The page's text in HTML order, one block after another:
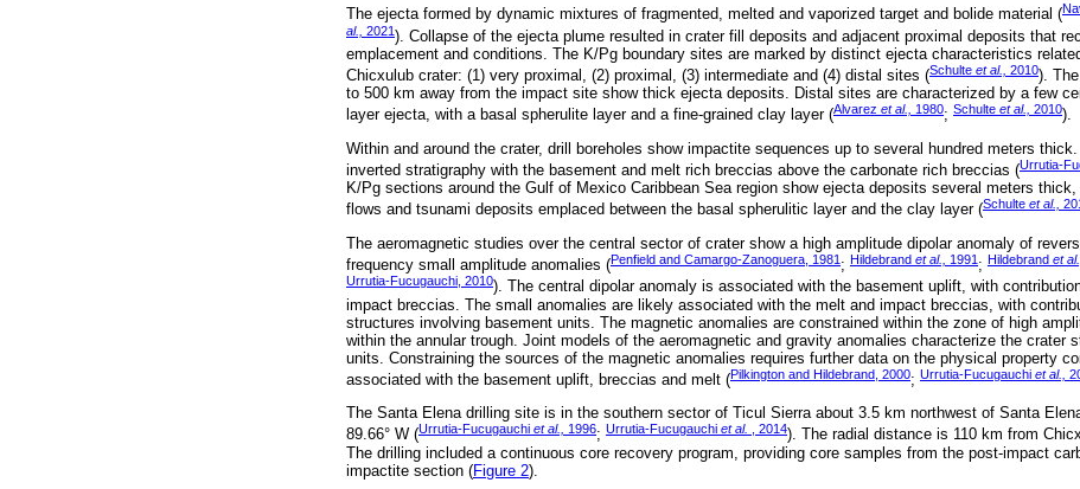
The ejecta formed by dynamic mixtures of fragmented, melted and vaporized target and bolide material (
al.,
2021). Collapse of the ejecta plume resulted in crater fill deposits and adjacent proximal deposits that
emplacement and conditions. The K/Pg boundary sites are marked by distinct ejecta characteristics
Chicxulub crater: (1) very proximal, (2) proximal, (3) intermediate and (4) distal sites (Schulte et al., 2010).
to 500 km away from the impact site show thick ejecta deposits. Distal sites are characterized by a few
layer ejecta, with a basal spherulite layer and a fine-grained clay layer (Alvarez et al., 1980; Schulte et al., 2010).
Within and around the crater, drill boreholes show impactite sequences up to several hundred meters
inverted stratigraphy with the basement and melt rich breccias above the carbonate rich breccias (Urrutia-
K/Pg sections around the Gulf of Mexico Caribbean Sea region show ejecta deposits several meters
flows and tsunami deposits emplaced between the basal spherulitic layer and the clay layer (Schulte et al.,
The aeromagnetic studies over the central sector of crater show a high amplitude dipolar anomaly of
frequency small amplitude anomalies (Penfield and Camargo-Zanoguera, 1981 ; Hildebrand et al., 1991 ; Hildebrand et al.,
Urrutia-Fucugauchi, 2010). The central dipolar anomaly is associated with the basement uplift, with
impact breccias. The small anomalies are likely associated with the melt and impact breccias, with
structures involving basement units. The magnetic anomalies are constrained within the zone of high
within the annular trough. Joint models of the aeromagnetic and gravity anomalies characterize the crater
units. Constraining the sources of the magnetic anomalies requires further data on the physical property
associated with the basement uplift, breccias and melt (Pilkington and Hildebrand, 2000; Urrutia-Fucugauchi et al.,
The Santa Elena drilling site is in the southern sector of Ticul Sierra about 3.5 km northwest of Santa
89.66° W (Urrutia-Fucugauchi et al., 1996; Urrutia-Fucugauchi et al. , 2014). The radial distance is 110 km from
The drilling included a continuous core recovery program, providing core samples from the post-impact
impactite section (Figure 2).